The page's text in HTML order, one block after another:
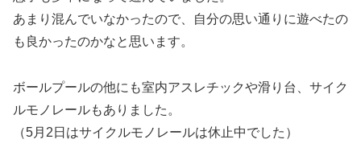
あまり混んでいなかったので、自分の思い通りに遊べたの
も良かったのかなと思います。
ボールプールの他にも室内アスレチックや滑り台、サイク
ルモノレールもありました。
（5月2日はサイクルモノレールは休止中でした）